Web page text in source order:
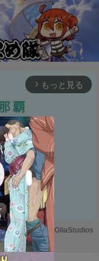
arrow_forward_ios もっと見る
M
Powered by GliaStudios